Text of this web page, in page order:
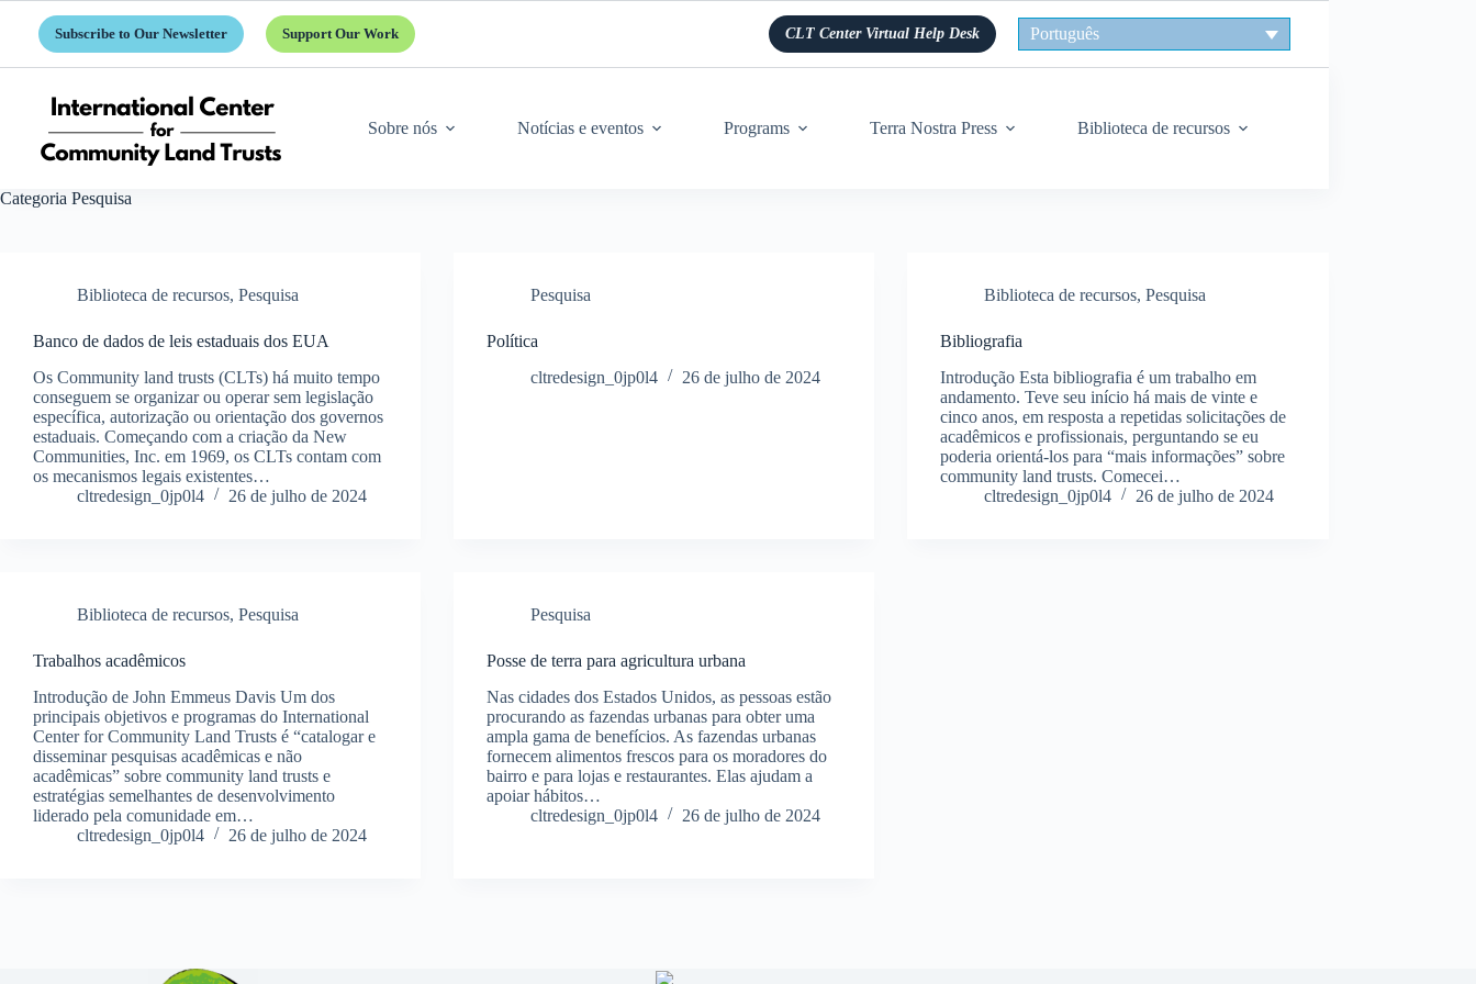
conteúdo
Subscribe to Our Newsletter Support Our Work CLT Center Virtual Help Desk Português
Sobre nós Notícias e eventos Programs Terra Nostra Press Biblioteca de recursos
Categoria Pesquisa
Biblioteca de recursos, Pesquisa
Banco de dados de leis estaduais dos EUA
Os Community land trusts (CLTs) há muito tempo
conseguem se organizar ou operar sem legislação
específica, autorização ou orientação dos governos
estaduais. Começando com a criação da New
Communities, Inc. em 1969, os CLTs contam com
os mecanismos legais existentes…
cltredesign_0jp0l4
26 de julho de 2024
Pesquisa
Política
cltredesign_0jp0l4
26 de julho de 2024
Biblioteca de recursos,Pesquisa
Bibliografia
Introdução Esta bibliografia é um trabalho em
andamento. Teve seu início há mais de vinte e
cinco anos, em resposta a repetidas solicitações de
acadêmicos e profissionais, perguntando se eu
poderia orientá-los para “mais informações” sobre
community land trusts. Comecei…
cltredesign_0jp0l4
26 de julho de 2024
Biblioteca de recursos, Pesquisa
Trabalhos acadêmicos
Introdução de John Emmeus Davis Um dos
principais objetivos e programas do International
Center for Community Land Trusts é “catalogar e
disseminar pesquisas acadêmicas e não
acadêmicas” sobre community land trusts e
estratégias semelhantes de desenvolvimento
liderado pela comunidade em…
cltredesign_0jp0l4
26 de julho de 2024
Pesquisa
Posse de terra para agricultura urbana
Nas cidades dos Estados Unidos, as pessoas estão
procurando as fazendas urbanas para obter uma
ampla gama de benefícios. As fazendas urbanas
fornecem alimentos frescos para os moradores do
bairro e para lojas e restaurantes. Elas ajudam a
apoiar hábitos…
cltredesign_0jp0l4
26 de julho de 2024